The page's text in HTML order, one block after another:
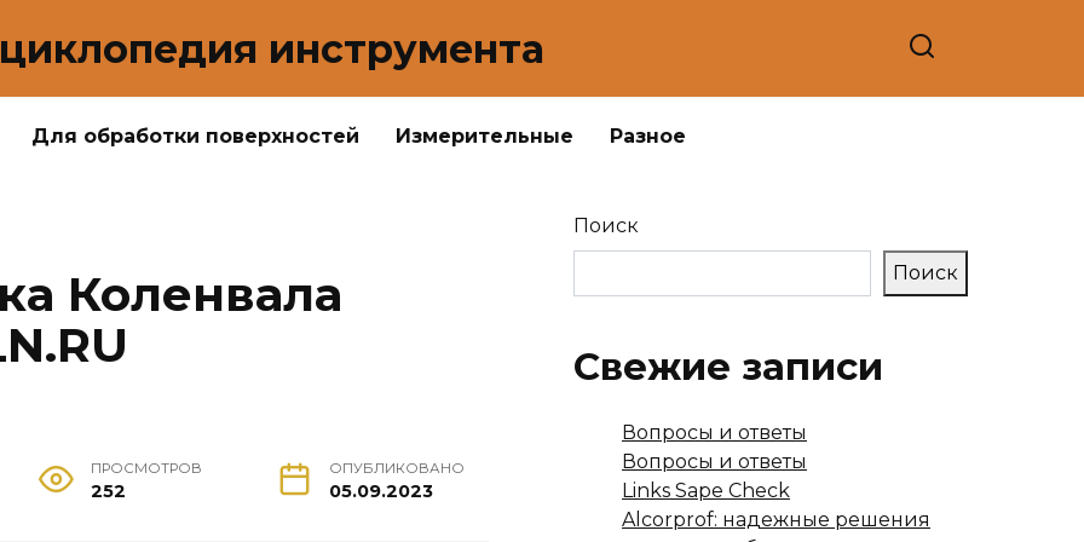
инструмента
Для обработки поверхностей Измерительные Разное
Коленвала
ПРОСМОТРОВ
252
ОПУБЛИКОВАНО
05.09.2023
Поиск
Поиск
Свежие записи
Вопросы и ответы
Вопросы и ответы
Links Sape Check
Alcorprof: надежные решения